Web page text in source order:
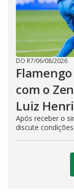
DO R7/06/08/2026
com o
Luiz
Após receber o
discute